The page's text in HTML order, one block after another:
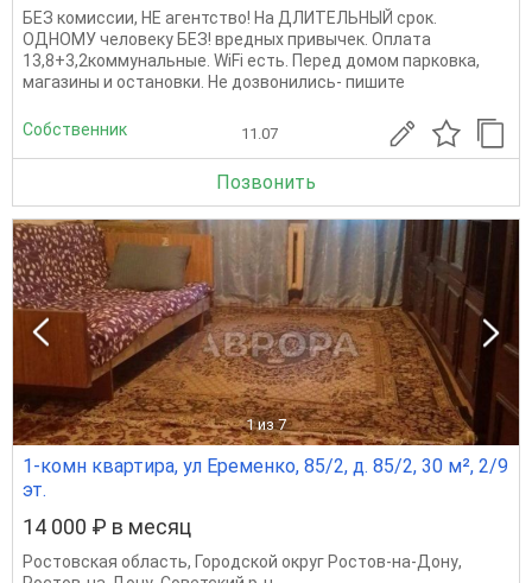
БЕЗ комиссии, НЕ агентство! На ДЛИТЕЛЬНЫЙ срок.
ОДНОМУ человеку БЕЗ! вредных привычек. Оплата
13,8+3,2коммунальные. WiFi есть. Перед домом парковка,
магазины и остановки. Не дозвонились- пишите
Собственник 11.07
Позвонить
1 из 7
1-комн квартира, ул Еременко, 85/2, д. 85/2, 30 м², 2/9
эт.
14 000 ₽ в месяц
Ростовская область, Городской округ Ростов-на-Дону,